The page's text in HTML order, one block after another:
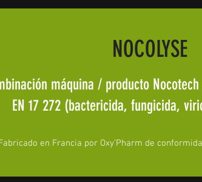
NOCOLYSE
máquina / producto
EN 17 272 (bactericida, fungicida,
en Francia por Oxy’Pharm de